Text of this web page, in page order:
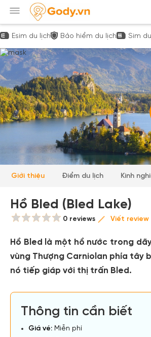
Esim du lịch Bảo hiểm du lịch Sim
Giới thiệu Điểm du lịch Kinh
Hồ Bled (Bled Lake)
0 reviews Viết review
Hồ Bled là một hồ nước trong
vùng Thượng Carniolan phía tây
nó tiếp giáp với thị trấn Bled.
Thông tin cần biết
Giá vé: Miễn phí